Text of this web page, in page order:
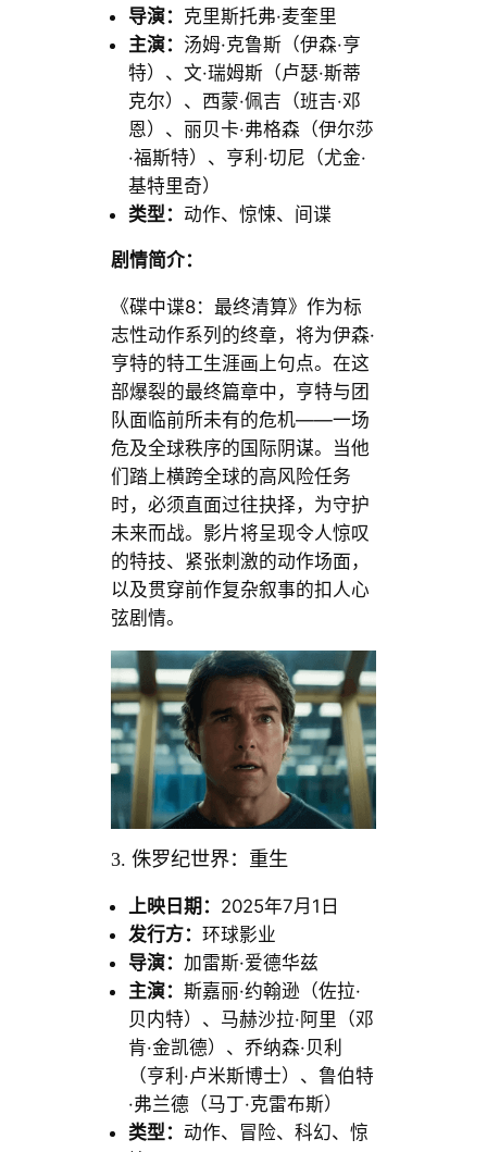
导演： 克里斯托弗·麦奎里
主演： 汤姆·克鲁斯（伊森·亨
特）、文·瑞姆斯（卢瑟·斯蒂
克尔）、西蒙·佩吉（班吉·邓
恩）、丽贝卡·弗格森（伊尔莎
·福斯特）、亨利·切尼（尤金·
基特里奇）
类型： 动作、惊悚、间谍
剧情简介：
《碟中谍8：最终清算》作为标
志性动作系列的终章，将为伊森·
亨特的特工生涯画上句点。在这
部爆裂的最终篇章中，亨特与团
队面临前所未有的危机——一场
危及全球秩序的国际阴谋。当他
们踏上横跨全球的高风险任务
时，必须直面过往抉择，为守护
未来而战。影片将呈现令人惊叹
的特技、紧张刺激的动作场面，
以及贯穿前作复杂叙事的扣人心
弦剧情。
3. 侏罗纪世界：重生
上映日期： 2025年7月1日
发行方： 环球影业
导演： 加雷斯·爱德华兹
主演： 斯嘉丽·约翰逊（佐拉·
贝内特）、马赫沙拉·阿里（邓
肯·金凯德）、乔纳森·贝利
（亨利·卢米斯博士）、鲁伯特
·弗兰德（马丁·克雷布斯）
类型： 动作、冒险、科幻、惊